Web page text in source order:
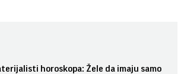
horoskopa: Žele da imaju samo